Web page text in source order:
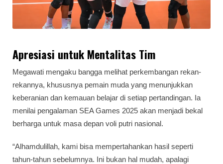
Apresiasi untuk Mentalitas Tim
Megawati mengaku bangga melihat perkembangan rekan-
rekannya, khususnya pemain muda yang menunjukkan
keberanian dan kemauan belajar di setiap pertandingan. Ia
menilai pengalaman SEA Games 2025 akan menjadi bekal
berharga untuk masa depan voli putri nasional.
“Alhamdulillah, kami bisa mempertahankan hasil seperti
tahun-tahun sebelumnya. Ini bukan hal mudah, apalagi